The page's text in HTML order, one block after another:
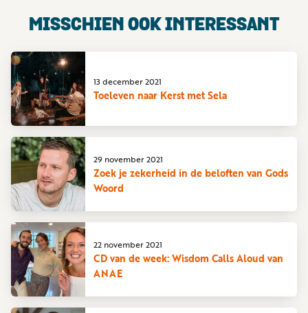
MISSCHIEN OOK INTERESSANT
Toeleven naar Kerst met Sela
13 december 2021
Zoek je zekerheid in de beloften van Gods
Woord
29 november 2021
CD van de week: Wisdom Calls Aloud van
ANAE
22 november 2021